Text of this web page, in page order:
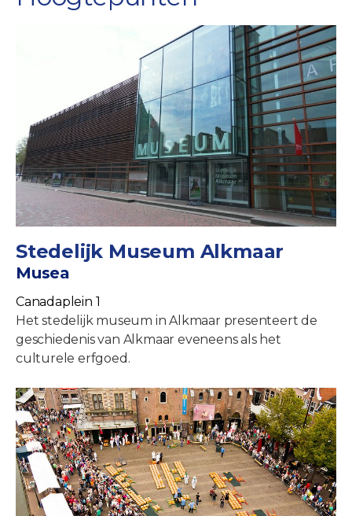
Stedelijk Museum Alkmaar
Musea
Canadaplein 1
Het stedelijk museum in Alkmaar presenteert de
geschiedenis van Alkmaar eveneens als het
culturele erfgoed.